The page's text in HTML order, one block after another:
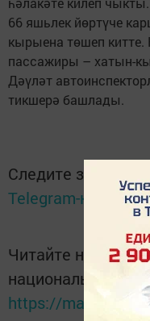
66 яшьлек йөртүче
кырыена төшеп
пассажиры – хатын-
Дәүләт
тикшерә башлады.
Следите за
Telegram-канале
Читайте новости
национальном
https://max.ru/